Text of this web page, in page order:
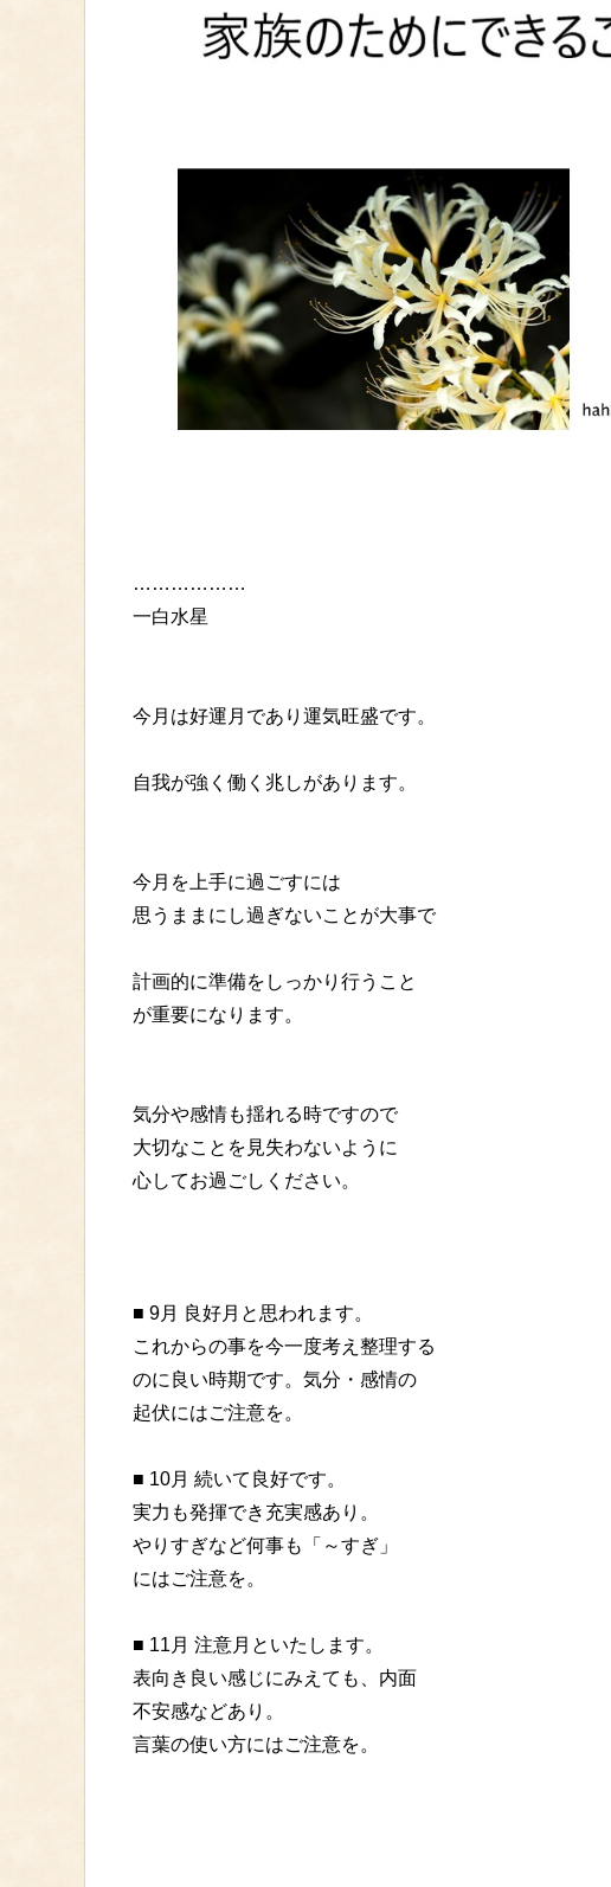
………………
一白水星
今月は好運月であり運気旺盛です。
自我が強く働く兆しがあります。
今月を上手に過ごすには
思うままにし過ぎないことが大事で
計画的に準備をしっかり行うこと
が重要になります。
気分や感情も揺れる時ですので
大切なことを見失わないように
心してお過ごしください。
■ 9月 良好月と思われます。
これからの事を今一度考え整理する
のに良い時期です。気分・感情の
起伏にはご注意を。
■ 10月 続いて良好です。
実力も発揮でき充実感あり。
やりすぎなど何事も「～すぎ」
にはご注意を。
■ 11月 注意月といたします。
表向き良い感じにみえても、内面
不安感などあり。
言葉の使い方にはご注意を。